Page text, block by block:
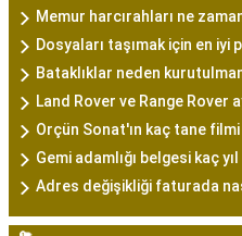
Memur harcırahları ne
Dosyaları taşımak için en iyi
Bataklıklar neden
Land Rover ve Range Rover
Orçün Sonat'ın kaç tane
Gemi adamlığı belgesi kaç
Adres değişikliği faturada